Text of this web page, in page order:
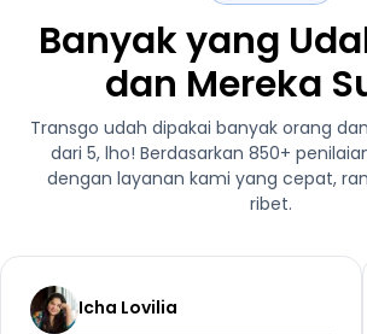
Banyak yang
dan Mereka
Transgo udah dipakai banyak orang
dari 5, lho! Berdasarkan 850+
dengan layanan kami yang cepat,
ribet.
Icha Lovilia